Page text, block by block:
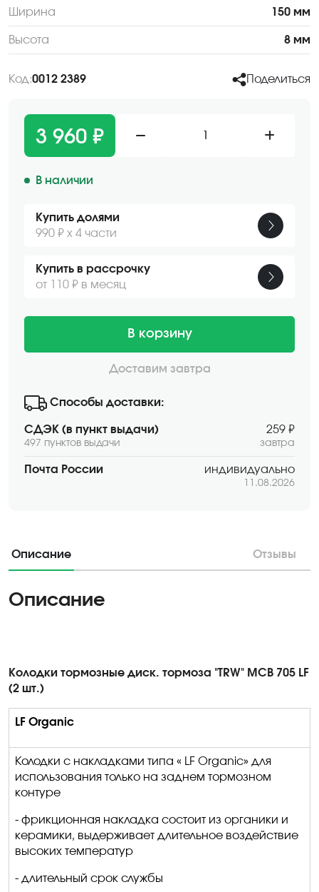
Ширина 150 мм
Высота 8 мм
Код:0012 2389 Поделиться
3 960 ₽
В наличии
Купить долями
990 ₽ х 4 части
Купить в рассрочку
от 110 ₽ в месяц
В корзину
Доставим завтра
Способы доставки:
СДЭК (в пункт выдачи)
497 пунктов выдачи
259 ₽
завтра
Почта России индивидуально
11.08.2026
Описание Отзывы
Описание
Колодки тормозные диск. тормоза "TRW" MCB 705 LF
(2 шт.)
LF Organic
Колодки с накладками типа « LF Organic» для
использования только на заднем тормозном
контуре
- фрикционная накладка состоит из органики и
керамики, выдерживает длительное воздействие
высоких температур
- длительный срок службы